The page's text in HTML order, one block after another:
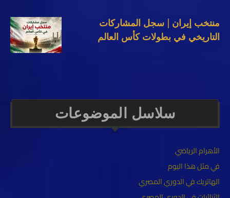
منتخب إيران | سجل المشاركات
التاريخي في بطولات كأس العالم
سلاسل الموضوعات
الأهرام الرياضي
في مثل هذا اليوم
الهاتريك في الدوري المصري